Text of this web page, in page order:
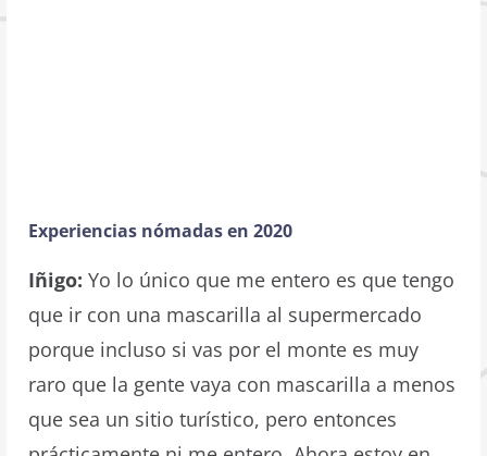
Experiencias nómadas en 2020
Iñigo: Yo lo único que me entero es que tengo
que ir con una mascarilla al supermercado
porque incluso si vas por el monte es muy
raro que la gente vaya con mascarilla a menos
que sea un sitio turístico, pero entonces